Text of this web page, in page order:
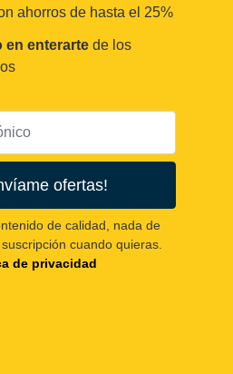
ahorros de hasta el 25%
en enterarte de los
ofertas!
de calidad, nada de
cuando quieras.
de privacidad